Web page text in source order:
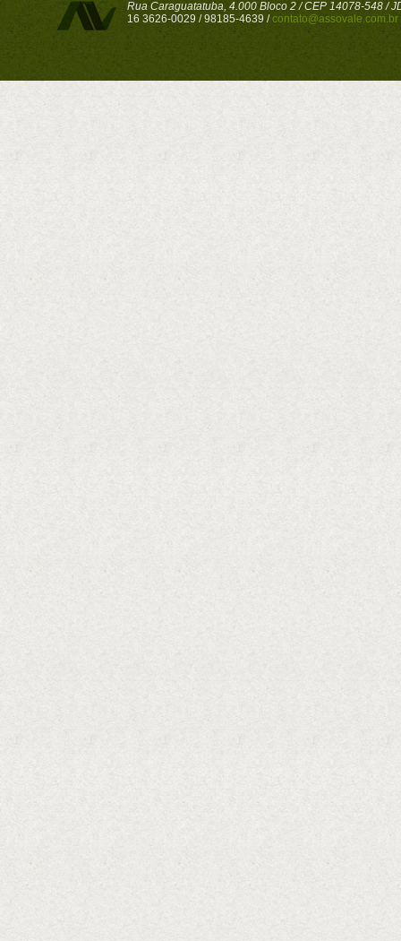
Rua Caraguatatuba, 4.000 Bloco 2 / CEP 14078-548 /
16 3626-0029 / 98185-4639 /contato@assovale.com.br